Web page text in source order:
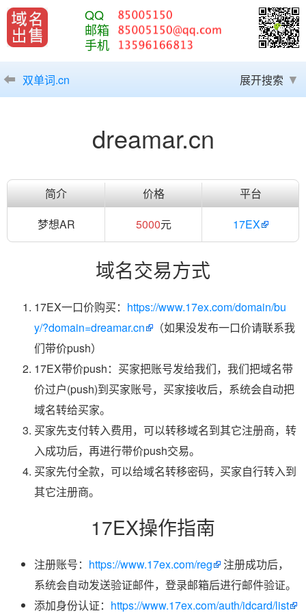
QQ
邮箱
手机
双单词.cn 展开搜索
dreamar.cn
简介 价格
平台
梦想AR
5000元 17EX
域名交易方式
17EX一口价购买： https://www.17ex.com/domain/bu
y/?domain=dreamar.cn
（如果没发布一口价请联系我
们带价push）
17EX带价push：买家把账号发给我们，我们把域名带
价过户(push)到买家账号，买家接收后，系统会自动把
域名转给买家。
买家先支付转入费用，可以转移域名到其它注册商，转
入成功后，再进行带价push交易。
买家先付全款，可以给域名转移密码，买家自行转入到
其它注册商。
17EX操作指南
注册账号： https://www.17ex.com/reg
注册成功后，
系统会自动发送验证邮件，登录邮箱后进行邮件验证。
添加身份认证： https://www.17ex.com/auth/idcard/list